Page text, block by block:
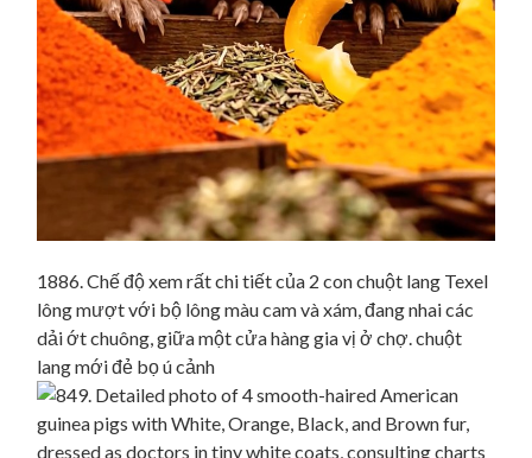
1886. Chế độ xem rất chi tiết của 2 con chuột lang Texel
lông mượt với bộ lông màu cam và xám, đang nhai các
dải ớt chuông, giữa một cửa hàng gia vị ở chợ. chuột
lang mới đẻ bọ ú cảnh